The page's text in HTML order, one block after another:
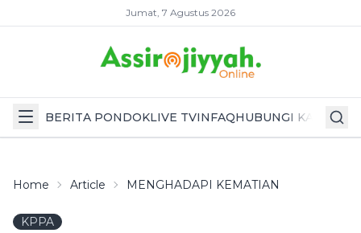
Jumat, 7 Agustus 2026
BERITA PONDOKLIVE TVINFAQHUBUNGI KAMI
Home Article MENGHADAPI KEMATIAN
KPPA